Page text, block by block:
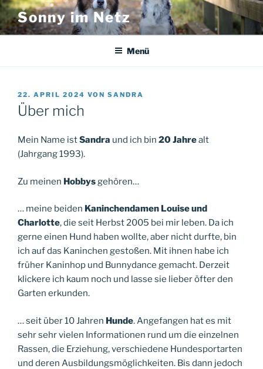
Zum
Inhalt
springen
Sonny im Netz
Menü
VERÖFFENTLICHT
AM
22. APRIL 2024 VON SANDRA
Über mich
Mein Name istSandra und ich bin 20 Jahrealt
(Jahrgang 1993).
Zu meinen Hobbysgehören…
… meine beiden Kaninchendamen Louise und
Charlotte, die seit Herbst 2005 bei mir leben. Da ich
gerne einen Hund haben wollte, aber nicht durfte, bin
ich auf das Kaninchen gestoßen. Mit ihnen habe ich
früher Kaninhop und Bunnydance gemacht. Derzeit
klickere ich kaum noch und lasse sie lieber öfter den
Garten erkunden.
… seit über 10 Jahren Hunde. Angefangen hat es mit
sehr sehr vielen Informationen rund um die einzelnen
Rassen, die Erziehung, verschiedene Hundesportarten
und deren Ausbildungsmöglichkeiten. Bis dann jedoch